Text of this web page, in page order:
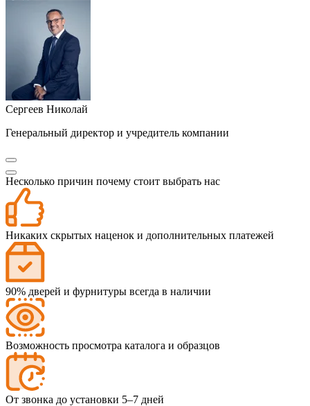
Сергеев Николай
Генеральный директор и учредитель компании
Несколько причин почему стоит выбрать нас
Никаких скрытых наценок и дополнительных платежей
90% дверей и фурнитуры всегда в наличии
Возможность просмотра каталога и образцов
От звонка до установки 5–7 дней